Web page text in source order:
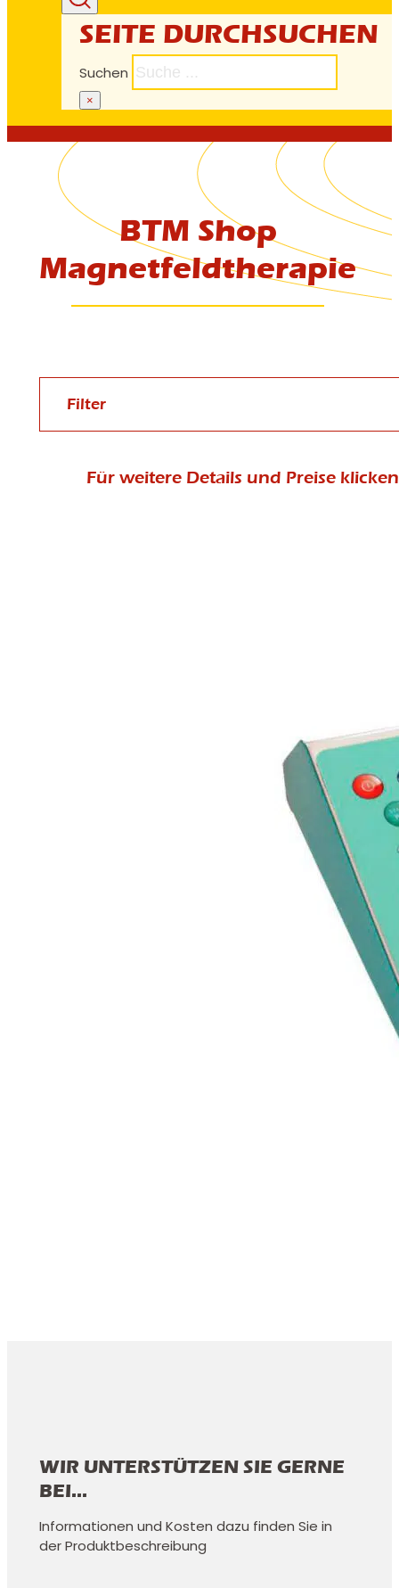
SEITE DURCHSUCHEN
Suchen
×
BTM Shop
Magnetfeldtherapie
Filter
Für weitere Details und Preise
WIR UNTERSTÜTZEN SIE GERNE
BEI...
Informationen und Kosten dazu finden Sie in
der Produktbeschreibung